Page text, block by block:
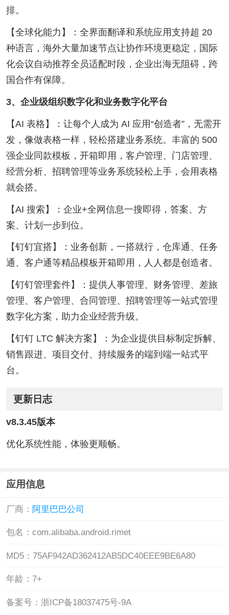
排。
【全球化能力】：全界面翻译和系统应用支持超 20
种语言，海外大量加速节点让协作环境更稳定，国际
化会议自动推荐全员适配时段，企业出海无阻碍，跨
国合作有保障。
3、企业级组织数字化和业务数字化平台
【AI 表格】：让每个人成为 AI 应用“创造者”，无需开
发，像做表格一样，轻松搭建业务系统。丰富的 500
强企业同款模板，开箱即用，客户管理、门店管理、
经营分析、招聘管理等业务系统轻松上手，会用表格
就会搭。
【AI 搜索】：企业+全网信息一搜即得，答案、方
案、计划一步到位。
【钉钉宜搭】：业务创新，一搭就行，仓库通、任务
通、客户通等精品模板开箱即用，人人都是创造者。
【钉钉管理套件】：提供人事管理、财务管理、差旅
管理、客户管理、合同管理、招聘管理等一站式管理
数字化方案，助力企业经营升级。
【钉钉 LTC 解决方案】：为企业提供目标制定拆解、
销售跟进、项目交付、持续服务的端到端一站式平
台。
更新日志
v8.3.45版本
优化系统性能，体验更顺畅。
应用信息
厂商： 阿里巴巴公司
包名： com.alibaba.android.rimet
MD5： 75AF942AD362412AB5DC40EEE9BE6A80
年龄： 7+
备案号： 浙ICP备18037475号-9A